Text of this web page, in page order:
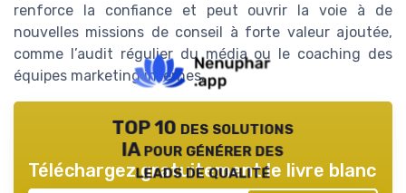
renforce la confiance et peut ouvrir la voie à de
nouvelles missions de conseil à forte valeur ajoutée,
comme l’audit régulier du média ou le coaching des
équipes marketing internes.
TOP 10 des solutions
IA pour générer des
leads de qualité
Téléchargez gratuitement le livre blanc